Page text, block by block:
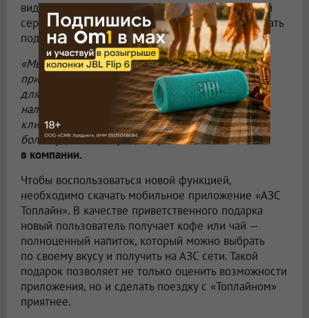
виды топлива доступны в данный момент. Новый
сервис помогает спланировать маршрут, подобрать
подходящую АЗС и избежать лишних поездок.
«Мы продолжаем развивать мобильное
приложение как единый цифровой сервис
для автомобилистов. Возможность проверить
наличие топлива перед поездкой помогает
клиентам экономить время и делает заправку
более удобной и предсказуемой»,—отметили
в компании.
Чтобы воспользоваться новой функцией,
необходимо скачать мобильное приложение «АЗС
Топлайн». В качестве приветственного подарка
новый пользователь получает кофе или чай —
полноценный напиток, который можно выбрать
по своему вкусу и получить на АЗС сети. Такой
подарок позволяет не только оценить возможности
приложения, но и сделать поездку с «Топлайном»
приятнее.